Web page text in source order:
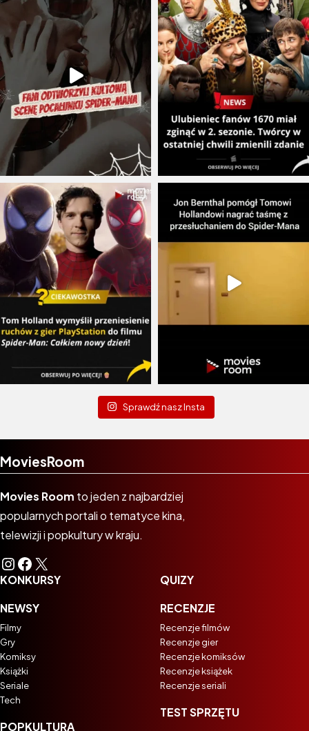
Sprawdź nasz Insta
MoviesRoom
Movies Room to jeden z najbardziej
popularnych portali o tematyce kina,
telewizji i popkultury w kraju.
Instagram
Facebook
X
KONKURSY
NEWSY
Filmy
Gry
Komiksy
Książki
Seriale
Tech
POPKULTURA
QUIZY
RECENZJE
Recenzje filmów
Recenzje gier
Recenzje komiksów
Recenzje książek
Recenzje seriali
TEST SPRZĘTU